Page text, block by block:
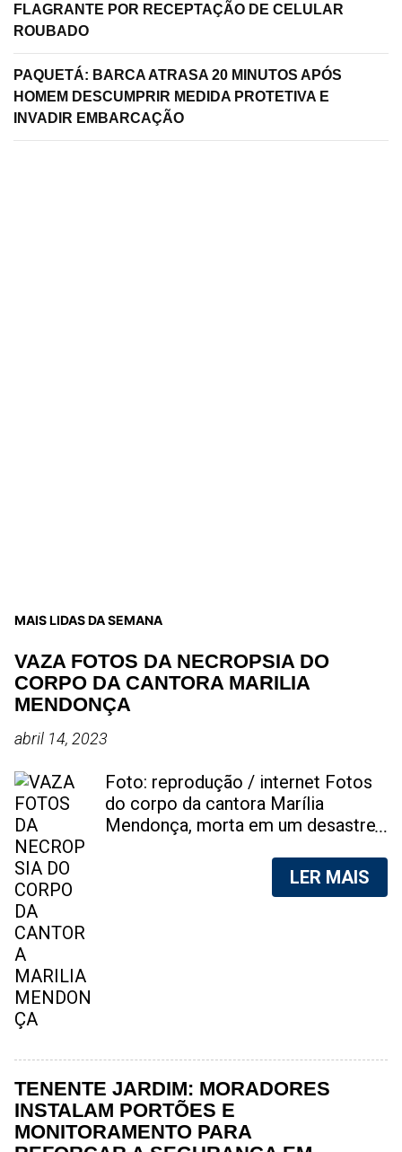
FLAGRANTE POR RECEPTAÇÃO DE CELULAR
ROUBADO
PAQUETÁ: BARCA ATRASA 20 MINUTOS APÓS
HOMEM DESCUMPRIR MEDIDA PROTETIVA E
INVADIR EMBARCAÇÃO
MAIS LIDAS DA SEMANA
VAZA FOTOS DA NECROPSIA DO
CORPO DA CANTORA MARILIA
MENDONÇA
abril 14, 2023
Foto: reprodução / internet Fotos
do corpo da cantora Marília
Mendonça, morta em um desastre
foram vazadas na internet. A
divulgação de fotos do corpo de
vendendo as fotos. Cada foto, no
valor de R$20 (Vinte reais). A
assessoria da família de Marília
Mendonça, se pronunciou sobre o
LER MAIS
TENENTE JARDIM: MORADORES
INSTALAM PORTÕES E
MONITORAMENTO PARA